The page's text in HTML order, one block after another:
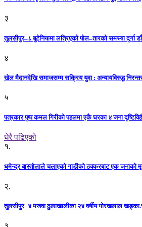
३
तुलसीपुर–८ बुटेनियामा लत्रिएको पोल–तारको समस्या दुर्गा
४
खेल मैदानदेखि समाजसम्म सक्रिय युवा : अन्यायविरुद्ध
५
पत्रकार पुष्प कमल गिरीको पहलमा एकै घरका ४ जना
धेरै पढिएको
१.
धमेन्द्र बास्तोलाले चलाएको गाडीको ठक्करबाट एक जनाको
२.
तुलसीपुर–४ मजवा ठुलाखालीका २४ वर्षीय गोरखलाल